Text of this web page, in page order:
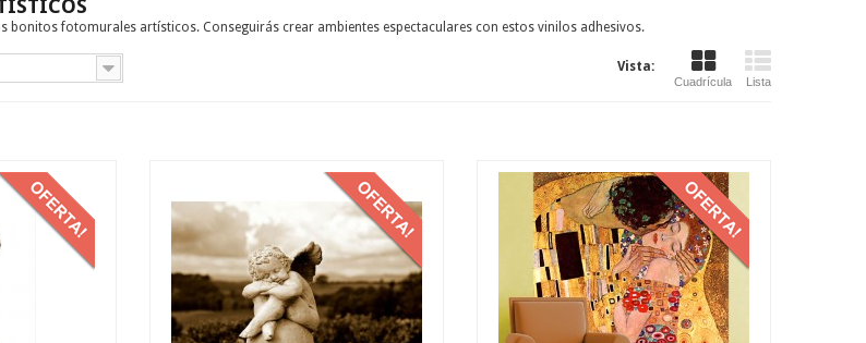
bonitos fotomurales artísticos. Conseguirás crear ambientes espectaculares con estos vinilos adhesivos.
Vista:
Cuadrícula Lista